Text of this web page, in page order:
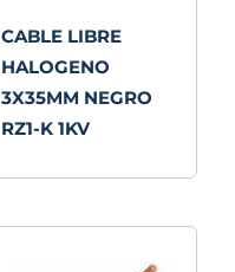
CABLE LIBRE
HALOGENO
3X35MM NEGRO
RZ1-K 1KV